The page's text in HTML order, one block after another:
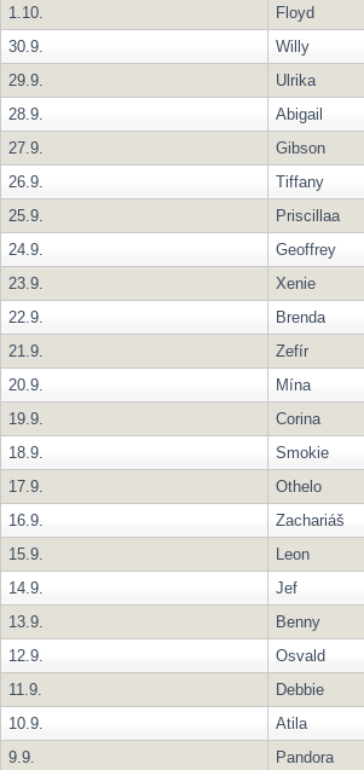
1.10.
Floyd
30.9.
Willy
29.9.
Ulrika
28.9.
Abigail
27.9.
Gibson
26.9.
Tiffany
25.9.
Priscillaa
24.9.
Geoffrey
23.9.
Xenie
22.9.
Brenda
21.9.
Zefír
20.9.
Mína
19.9.
Corina
18.9.
Smokie
17.9.
Othelo
16.9.
Zachariáš
15.9.
Leon
14.9.
Jef
13.9.
Benny
12.9.
Osvald
11.9.
Debbie
10.9.
Atila
9.9.
Pandora